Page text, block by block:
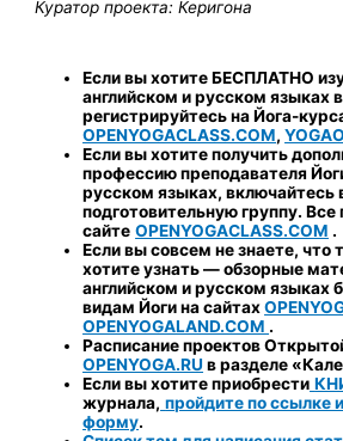
Куратор проекта: Керигона
Если вы хотите БЕСПЛАТНО
английском и русском языках
регистрируйтесь на Йога-
OPENYOGACLASS.COM,
Если вы хотите получить
профессию преподавателя
русском языках, включайтесь
подготовительную группу. Все
сайте OPENYOGACLASS.COM .
Если вы совсем не знаете, что
хотите узнать—обзорные
английском и русском языках
видам Йоги на сайтах
OPENYOGALAND.COM .
Расписание проектов
OPENYOGA.RU в разделе
Если вы хотите приобрести
журнала, пройдите по ссылке
форму.